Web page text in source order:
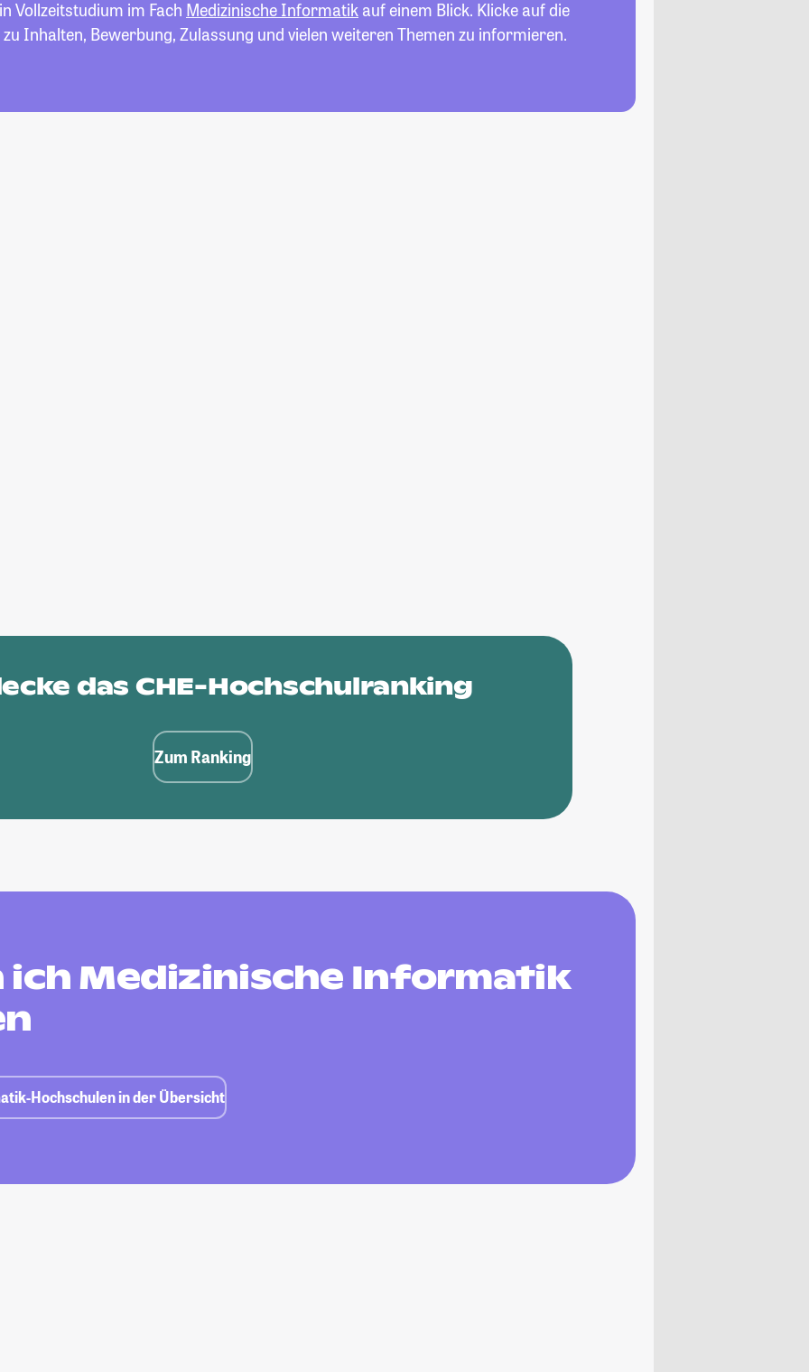
Vollzeitstudium im Fach Medizinische Informatik auf einem Blick. Klicke auf die
Inhalten, Bewerbung, Zulassung und vielen weiteren Themen zu informieren.
das CHE-Hochschulranking
Zum Ranking
ich Medizinische Informatik
Hochschulen in der Übersicht